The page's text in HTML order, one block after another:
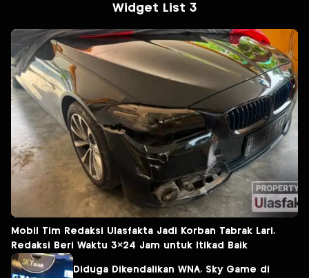
Widget List 3
Mobil Tim Redaksi Ulasfakta Jadi Korban Tabrak Lari,
Redaksi Beri Waktu 3×24 Jam untuk Itikad Baik
Diduga Dikendalikan WNA, Sky Game di